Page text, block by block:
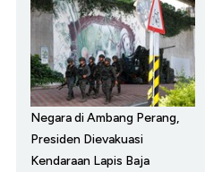
Negara di Ambang Perang,
Presiden Dievakuasi
Kendaraan Lapis Baja